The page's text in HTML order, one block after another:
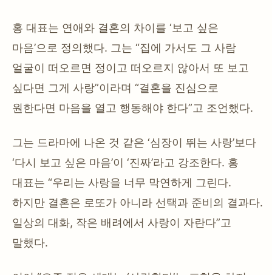
홍 대표는 연애와 결혼의 차이를 ‘보고 싶은
마음’으로 정의했다. 그는 “집에 가서도 그 사람
얼굴이 떠오르면 정이고 떠오르지 않아서 또 보고
싶다면 그게 사랑”이라며 “결혼을 진심으로
원한다면 마음을 열고 행동해야 한다”고 조언했다.
그는 드라마에 나온 것 같은 ‘심장이 뛰는 사랑’보다
‘다시 보고 싶은 마음’이 ‘진짜’라고 강조한다. 홍
대표는 “우리는 사랑을 너무 막연하게 그린다.
하지만 결혼은 로또가 아니라 선택과 준비의 결과다.
일상의 대화, 작은 배려에서 사랑이 자란다”고
말했다.